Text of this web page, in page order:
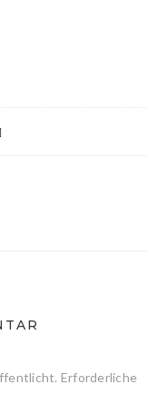
Erforderliche